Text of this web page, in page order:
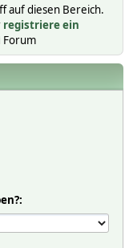
auf diesen Bereich.
registriere ein
Forum